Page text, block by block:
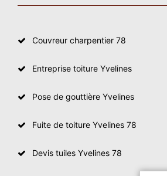
Couvreur charpentier 78
Entreprise toiture Yvelines
Pose de gouttière Yvelines
Fuite de toiture Yvelines 78
Devis tuiles Yvelines 78